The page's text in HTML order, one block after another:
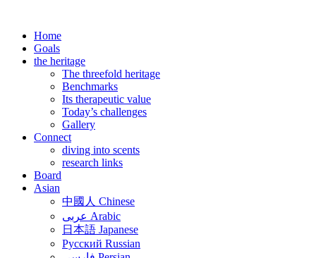
wechselnHome
Goals
the heritage
The threefold heritage
Benchmarks
Its therapeutic value
Today’s challenges
Gallery
Connect
diving into scents
research links
Board
Asian
中國人 Chinese
عربى Arabic
日本語 Japanese
Русский Russian